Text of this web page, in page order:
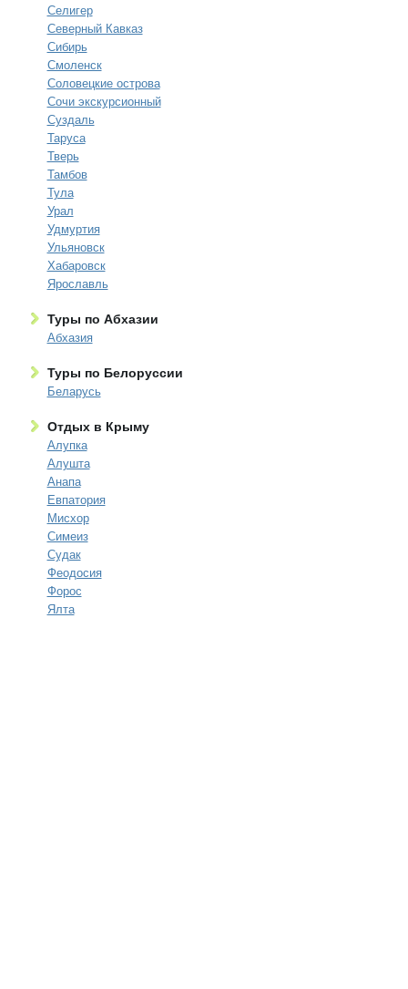
Селигер
Северный Кавказ
Сибирь
Смоленск
Соловецкие острова
Сочи экскурсионный
Суздаль
Таруса
Тверь
Тамбов
Тула
Урал
Удмуртия
Ульяновск
Хабаровск
Ярославль
Туры по Абхазии
Абхазия
Туры по Белоруссии
Беларусь
Отдых в Крыму
Алупка
Алушта
Анапа
Евпатория
Мисхор
Симеиз
Судак
Феодосия
Форос
Ялта